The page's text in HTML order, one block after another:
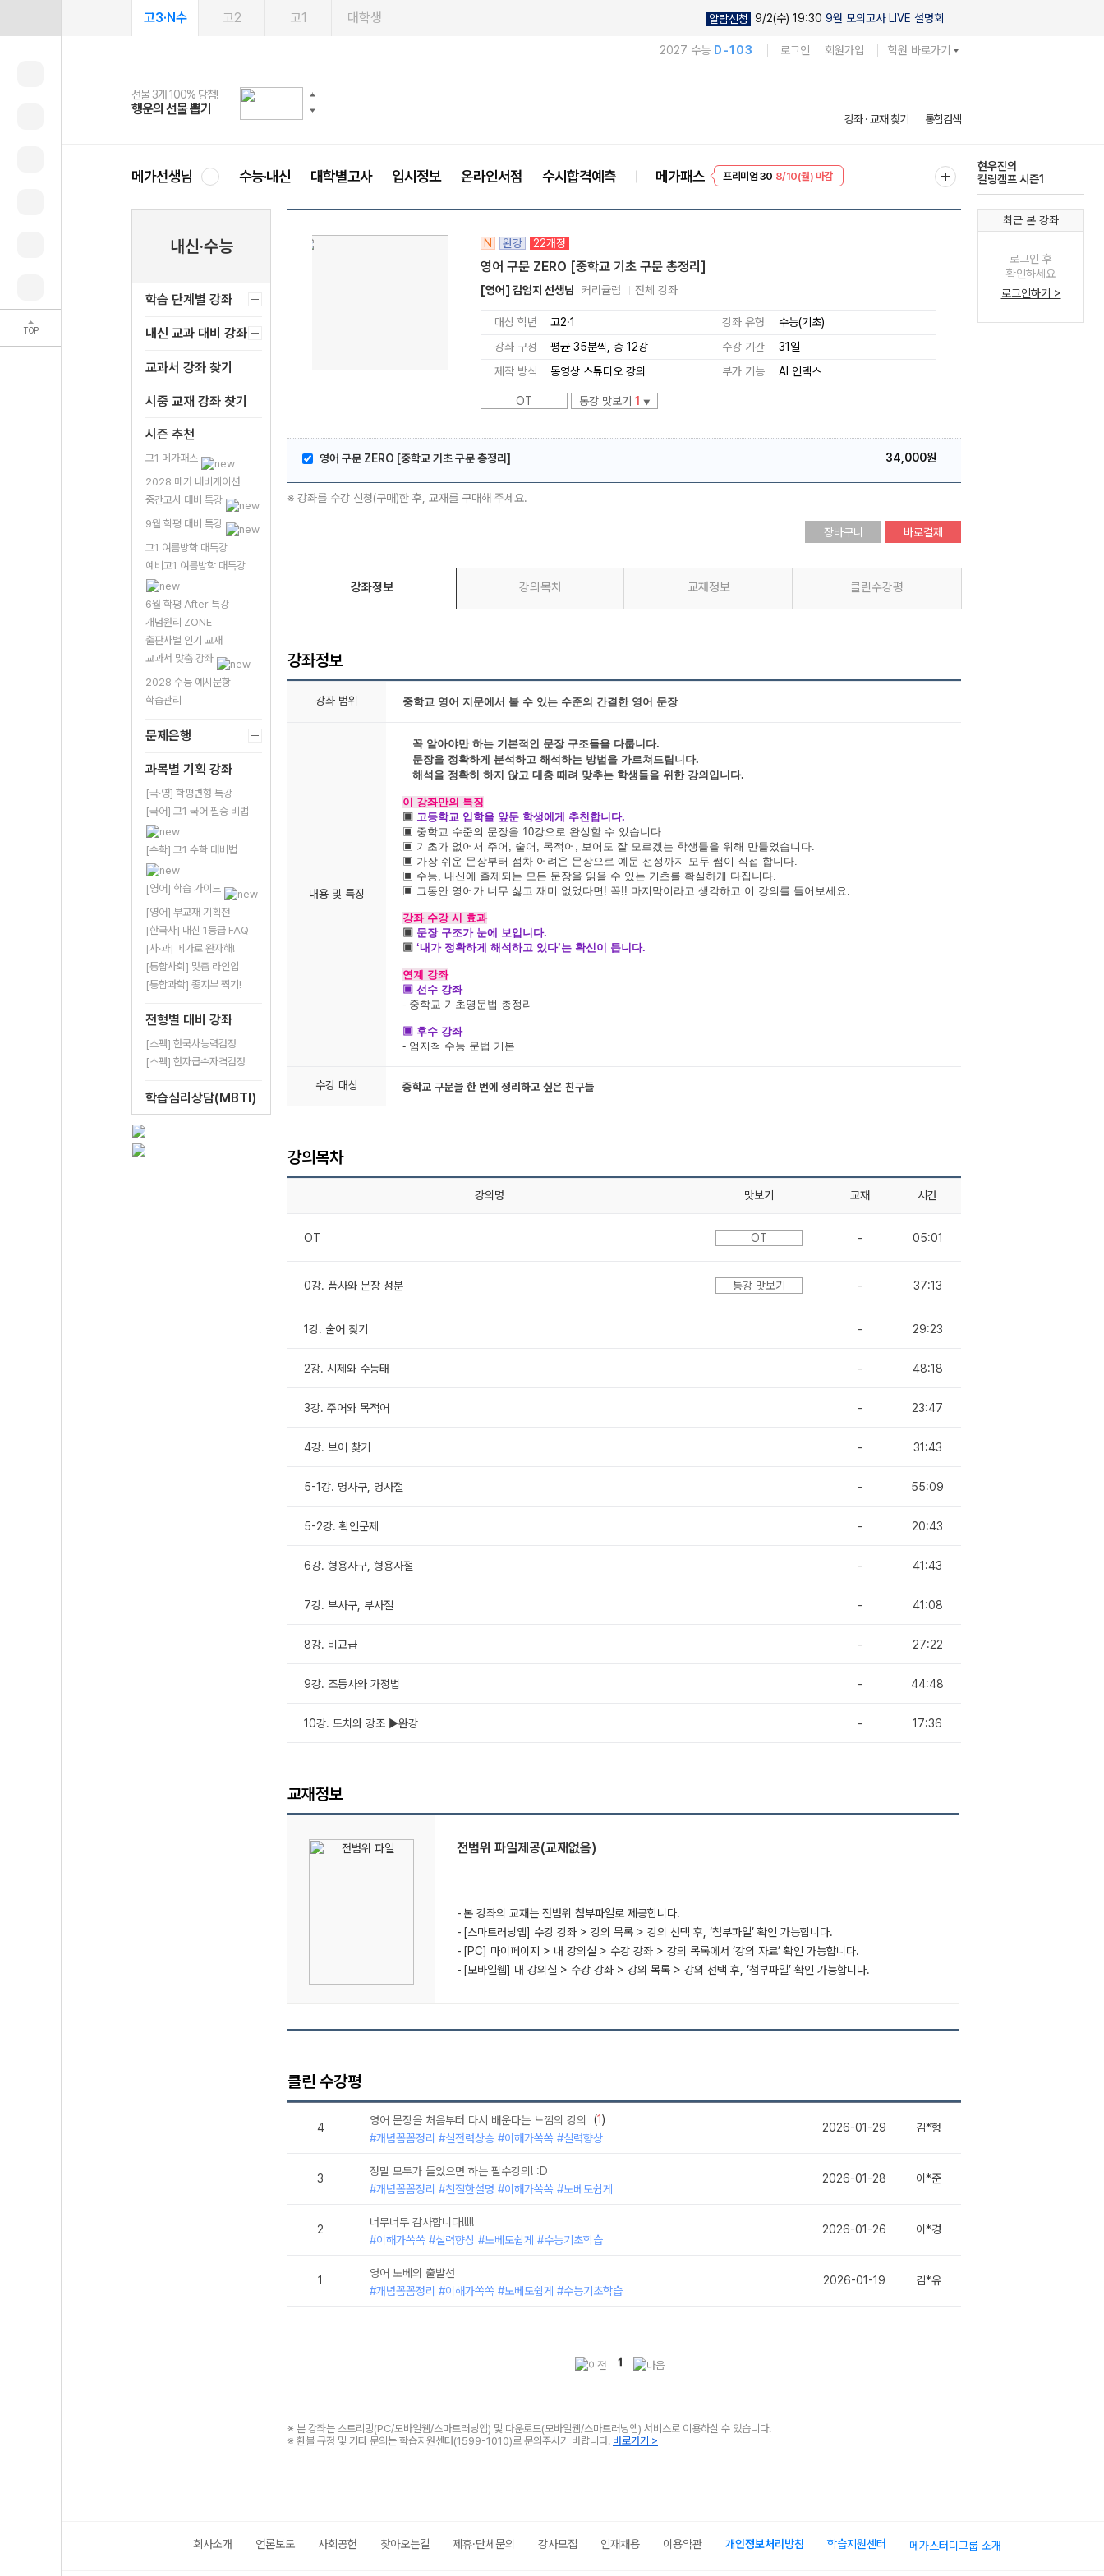
TOP
고3·N수 고2 고1 대학생 알람신청 9/2(수) 19:30 9월 모의고사 LIVE 설명회
2027 수능 D-103 로그인 회원가입 학원 바로가기
메가스터디
선물 3개 100% 당첨!
행운의 선물 뽑기
선물 100% 증정!
메가스터디 X 올리브
여름방학 스터디 캐시백
메가런 썸머스쿨
2027 러셀 단과
강사 공개선발
스마트러닝앱
설문 EVENT
메가패스
3일 무료 체험권
메가패스 수강생 무료혜택!
메가클럽 멤버십
사회공헌 캠페인
희망이룸 메가나눔
강좌 · 교재 찾기 통합검색
메가선생님 수능·내신 대학별고사 입시정보 온라인서점 수시합격예측 메가패스
프리미엄 30 8/10(월) 마감
다채로운 난도
실전 모의고사
내신·수능
학습 단계별 강좌
내신 교과 대비 강좌
교과서 강좌 찾기
시중 교재 강좌 찾기
시즌 추천
고1 메가패스
2028 메가 내비게이션
중간고사 대비 특강
9월 학평 대비 특강
고1 여름방학 대특강
예비고1 여름방학 대특강
6월 학평 After 특강
개념원리 ZONE
출판사별 인기 교재
교과서 맞춤 강좌
2028 수능 예시문항
학습관리
문제은행
과목별 기획 강좌
[국·영] 학평변형 특강
[국어] 고1 국어 필승 비법
[수학] 고1 수학 대비법
[영어] 학습 가이드
[영어] 부교재 기획전
[한국사] 내신 1등급 FAQ
[사·과] 메가로 완자해!
[통합사회] 맞춤 라인업
[통합과학] 종지부 찍기!
전형별 대비 강좌
[스펙] 한국사능력검정
[스펙] 한자급수자격검정
학습심리상담(MBTI)
N 완강 22개정
영어 구문 ZERO [중학교 기초 구문 총정리]
[영어] 김엄지 선생님 커리큘럼 전체 강좌
대상 학년 고2·1 강좌 유형
수능(기초)
강좌 구성
평균 35분씩, 총 12강 수강 기간
31일
제작 방식
동영상 스튜디오 강의 부가 기능 AI 인덱스
OT 통강 맛보기 1 ▼
영어 구문 ZERO [중학교 기초 구문 총정리] 34,000원
※ 강좌를 수강 신청(구매)한 후, 교재를 구매해 주세요.
장바구니 바로결제
강좌정보 강의목차 교재정보 클린수강평
강좌정보
강좌 범위 중학교 영어 지문에서 볼 수 있는 수준의 간결한 영어 문장
내용 및 특징
꼭 알아야만 하는 기본적인 문장 구조들을 다룹니다.
문장을 정확하게 분석하고 해석하는 방법을 가르쳐드립니다.
해석을 정확히 하지 않고 대충 때려 맞추는 학생들을 위한 강의입니다.
이 강좌만의 특징
▣ 고등학교 입학을 앞둔 학생에게 추천합니다.
▣ 중학교 수준의 문장을 10강으로 완성할 수 있습니다.
▣ 기초가 없어서 주어 , 술어 , 목적어 , 보어도 잘 모르겠는 학생들을 위해 만들었습니다.
▣ 가장 쉬운 문장부터 점차 어려운 문장으로 예문 선정까지 모두 쌤이 직접 합니다.
▣ 수능, 내신에 출제되는 모든 문장을 읽을 수 있는 기초를 확실하게 다집니다.
▣ 그동안 영어가 너무 싫고 재미 없었다면 ! 꼭!! 마지막이라고 생각하고 이 강의를 들어보세요.
강좌 수강 시 효과
▣ 문장 구조가 눈에 보입니다.
▣ ‘내가 정확하게 해석하고 있다’는 확신이 듭니다.
연계 강좌
▣ 선수 강좌
- 중학교 기초영문법 총정리
▣ 후수 강좌
- 엄지척 수능 문법 기본
수강 대상 중학교 구문을 한 번에 정리하고 싶은 친구들
강의목차
강의명 맛보기 교재 시간
OT OT - 05:01
0강. 품사와 문장 성분 통강 맛보기 - 37:13
1강. 술어 찾기 - 29:23
2강. 시제와 수동태 - 48:18
3강. 주어와 목적어 - 23:47
4강. 보어 찾기 - 31:43
5-1강. 명사구, 명사절 - 55:09
5-2강. 확인문제 - 20:43
6강. 형용사구, 형용사절 - 41:43
7강. 부사구, 부사절 - 41:08
8강. 비교급 - 27:22
9강. 조동사와 가정법 - 44:48
10강. 도치와 강조 ▶완강 - 17:36
교재정보
전범위 파일제공(교재없음)
본 강좌의 교재는 전범위 첨부파일로 제공합니다.
[스마트러닝앱] 수강 강좌 > 강의 목록 > 강의 선택 후, ‘첨부파일’ 확인 가능합니다.
[PC] 마이페이지 > 내 강의실 > 수강 강좌 > 강의 목록에서 ‘강의 자료’ 확인 가능합니다.
[모바일웹] 내 강의실 > 수강 강좌 > 강의 목록 > 강의 선택 후, ‘첨부파일’ 확인 가능합니다.
클린 수강평
4
영어 문장을 처음부터 다시 배운다는 느낌의 강의 (1)
#개념꼼꼼정리 #실전력상승 #이해가쏙쏙 #실력향상
2026-01-29 김*형
3
정말 모두가 들었으면 하는 필수강의! :D
#개념꼼꼼정리 #친절한설명 #이해가쏙쏙 #노베도쉽게
2026-01-28 이*준
2
너무너무 감사합니다!!!!!
#이해가쏙쏙 #실력향상 #노베도쉽게 #수능기초학습
2026-01-26 이*경
1
영어 노베의 출발선
#개념꼼꼼정리 #이해가쏙쏙 #노베도쉽게 #수능기초학습
2026-01-19 김*유
1
※ 본 강좌는 스트리밍(PC/모바일웹/스마트러닝앱) 및 다운로드(모바일웹/스마트러닝앱) 서비스로 이용하실 수 있습니다.
※ 환불 규정 및 기타 문의는 학습지원센터(1599-1010)로 문의주시기 바랍니다. 바로가기 >
최근 본 강좌
로그인 후
확인하세요
로그인하기 >
회사소개 언론보도 사회공헌 찾아오는길 제휴·단체문의 강사모집 인재채용 이용약관 개인정보처리방침 학습지원센터 메가스터디그룹 소개